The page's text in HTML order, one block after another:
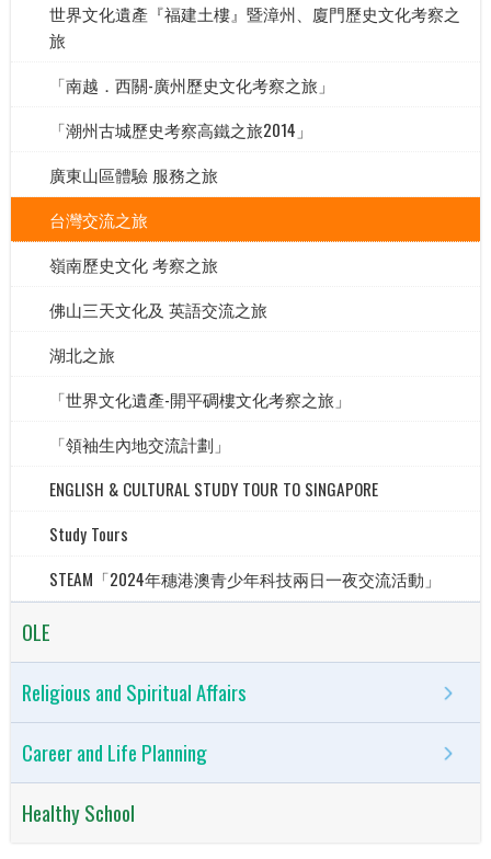
世界文化遺產『福建土樓』暨漳州、廈門歷史文化考察之
旅
「南越．西關-廣州歷史文化考察之旅」
「潮州古城歷史考察高鐵之旅2014」
廣東山區體驗 服務之旅
台灣交流之旅
嶺南歷史文化 考察之旅
佛山三天文化及 英語交流之旅
湖北之旅
「世界文化遺產-開平碉樓文化考察之旅」
「領袖生內地交流計劃」
ENGLISH & CULTURAL STUDY TOUR TO SINGAPORE
Study Tours
STEAM「2024年穗港澳青少年科技兩日一夜交流活動」
OLE
Religious and Spiritual Affairs
Career and Life Planning
Healthy School